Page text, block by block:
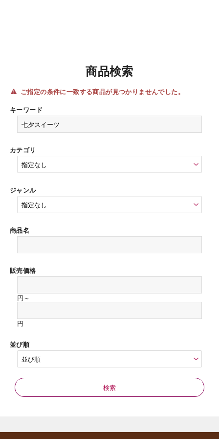
商品検索
ご指定の条件に一致する商品が見つかりませんでした。
キーワード
カテゴリ
ジャンル
商品名
販売価格
円～
円
並び順